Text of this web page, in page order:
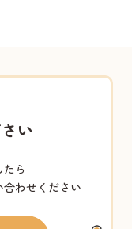
い
ら
わせください